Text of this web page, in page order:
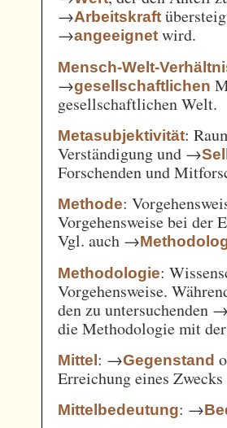
→Arbeitskraft
→angeeignet wird.
Mensch-Welt-
→gesellschaftlichen
gesellschaftlichen Welt.
Metasubjektivität:
Verständigung und →
Forschenden und
Methode:
Vorgehensweise bei der
Vgl. auch →
Methodologie:
Vorgehensweise.
den zu untersuchenden
die Methodologie mit
Mittel: →Gegenstand
Erreichung eines
Mittelbedeutung: →